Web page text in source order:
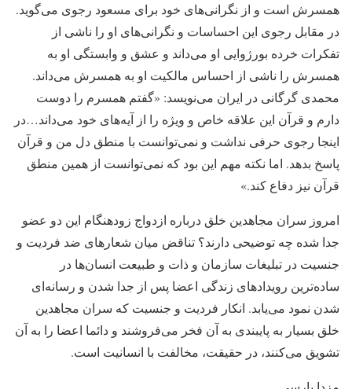
همسرش است و از نگرانی‌های خود برای مسعود رجوی می‌گوید.
در مقابل رجوی این احساسات و نگرانی‌های او را ناشی از
تفکرات خرده بورژوایی او می‌داند و عشق و وابستگی او به
همسرش را ناشی از احساس مالکیت او به همسرش می‌داند.
محمدی گرگانی در ایران می‌نویسد: «گفتم همسرم را دوست
دارم و قرآن این علاقه خاص و ویژه را از آیه‌های خود می‌داند…در
اینجا رجوی حرفی نداشت و نمی‌توانست با منطق دل من و قرآن
پاسخ بدهد. اما نکته مهم این بود که نمی‌توانست از همین منطق
قرآن نیز دفاع کند.»
امروز سران مجاهدین خلق درباره ازدواج زودهنگام این دو عضو
جدا شده چه توضیحی دارند؟ تناقض میان شعارهای ضد فردیت و
جنسیت در تبلیغات سازمان و ذات و طبیعت انسان‌ها در
ساده‌ترین رویدادهای زندگی اعضا پس از جدا شدن و رسانه‌ای
شدن نمود می‌یابد. انکار فردیت و جنسیت که سران مجاهدین
خلق بسیار به پایبندی به آن فخر می‌فروشند و دائما اعضا را به آن
تشویق می‌کنند، در حقیقت، مخالفت با انسانیت است.